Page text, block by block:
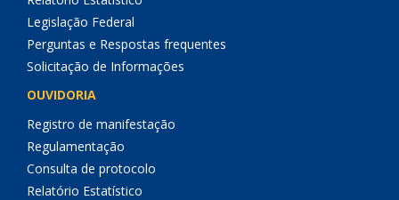
Legislação Federal
Perguntas e Respostas frequentes
Solicitação de Informações
OUVIDORIA
Registro de manifestação
Regulamentação
Consulta de protocolo
Relatório Estatístico